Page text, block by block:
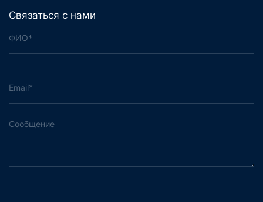
Связаться с нами